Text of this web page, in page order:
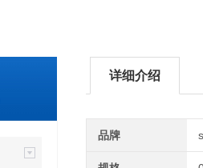
详细介绍
品牌